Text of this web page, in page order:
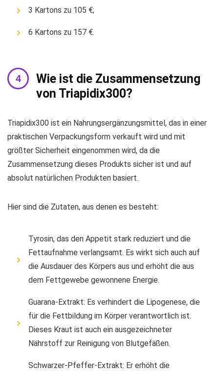
3 Kartons zu 105 €;
6 Kartons zu 157 €.
Wie ist die Zusammensetzung
von Triapidix300?
Triapidix300 ist ein Nahrungsergänzungsmittel, das in einer
praktischen Verpackungsform verkauft wird und mit
größter Sicherheit eingenommen wird, da die
Zusammensetzung dieses Produkts sicher ist und auf
absolut natürlichen Produkten basiert.
Hier sind die Zutaten, aus denen es besteht:
Tyrosin, das den Appetit stark reduziert und die
Fettaufnahme verlangsamt. Es wirkt sich auch auf
die Ausdauer des Körpers aus und erhöht die aus
dem Fettgewebe gewonnene Energie.
Guarana-Extrakt: Es verhindert die Lipogenese, die
für die Fettbildung im Körper verantwortlich ist.
Dieses Kraut ist auch ein ausgezeichneter
Nährstoff zur Reinigung von Blutgefäßen.
Schwarzer-Pfeffer-Extrakt: Er erhöht die